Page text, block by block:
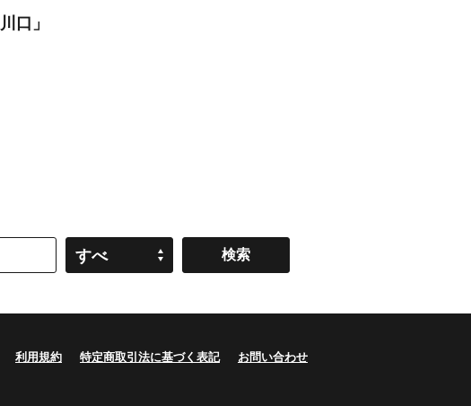
口」
すべ
利用規約 特定商取引法に基づく表記 お問い合わせ